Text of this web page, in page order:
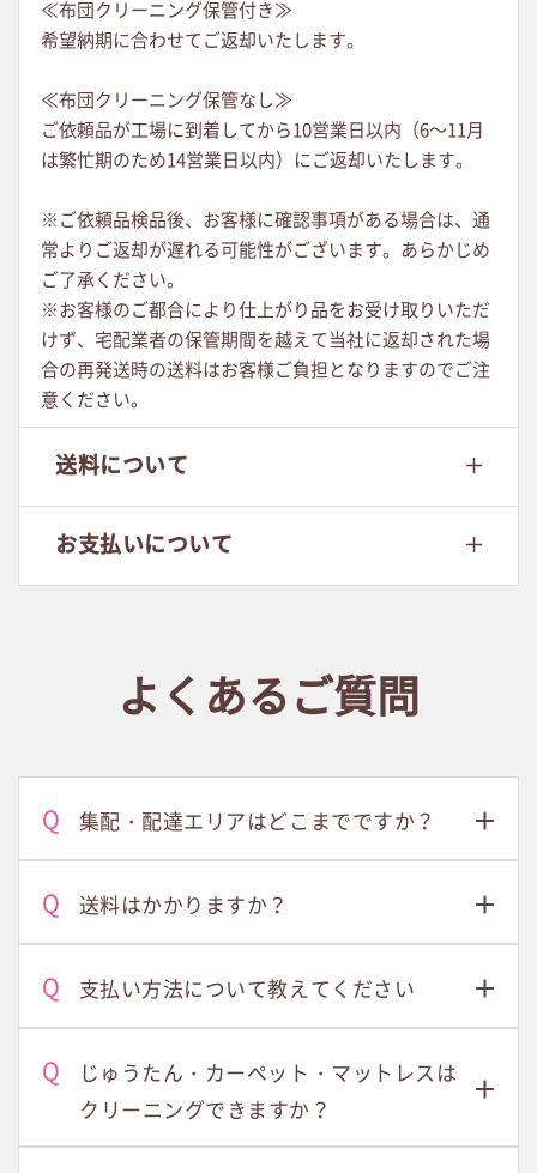
≪布団クリーニング保管付き≫
希望納期に合わせてご返却いたします。
≪布団クリーニング保管なし≫
ご依頼品が工場に到着してから10営業日以内（6～11月
は繁忙期のため14営業日以内）にご返却いたします。
※ご依頼品検品後、お客様に確認事項がある場合は、通
常よりご返却が遅れる可能性がございます。あらかじめ
ご了承ください。
※お客様のご都合により仕上がり品をお受け取りいただ
けず、宅配業者の保管期間を越えて当社に返却された場
合の再発送時の送料はお客様ご負担となりますのでご注
意ください。
送料について
お支払いについて
よくあるご質問
集配・配達エリアはどこまでですか？
送料はかかりますか？
支払い方法について教えてください
じゅうたん・カーペット・マットレスは
クリーニングできますか？